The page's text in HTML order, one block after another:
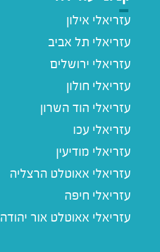
עזריאלי אילון
עזריאלי תל אביב
עזריאלי ירושלים
עזריאלי חולון
עזריאלי הוד השרון
עזריאלי עכו
עזריאלי מודיעין
עזריאלי אאוטלט הרצליה
עזריאלי חיפה
עזריאלי אאוטלט אור יהודה